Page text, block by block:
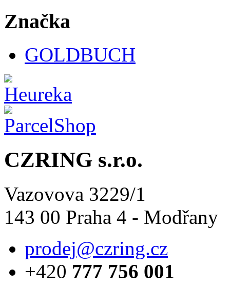
Značka
GOLDBUCH
CZRING s.r.o.
Vazovova 3229/1
143 00 Praha 4 - Modřany
prodej@czring.cz
+420 777 756 001